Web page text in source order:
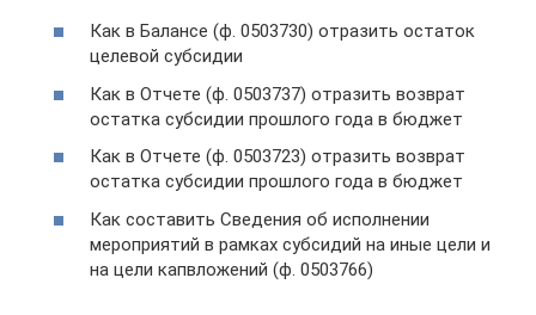
Как в Балансе (ф. 0503730) отразить остаток
целевой субсидии
Как в Отчете (ф. 0503737) отразить возврат
остатка субсидии прошлого года в бюджет
Как в Отчете (ф. 0503723) отразить возврат
остатка субсидии прошлого года в бюджет
Как составить Сведения об исполнении
мероприятий в рамках субсидий на иные цели и
на цели капвложений (ф. 0503766)